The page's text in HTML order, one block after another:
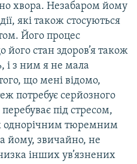
хвора. Незабаром йому
які також стосуються
Його процес
стан здоров’я також
і з ним я не мала
що мені відомо,
потребує серйозного
під стресом,
однорічним тюремним
йому, звичайно, не
інших ув’язнених